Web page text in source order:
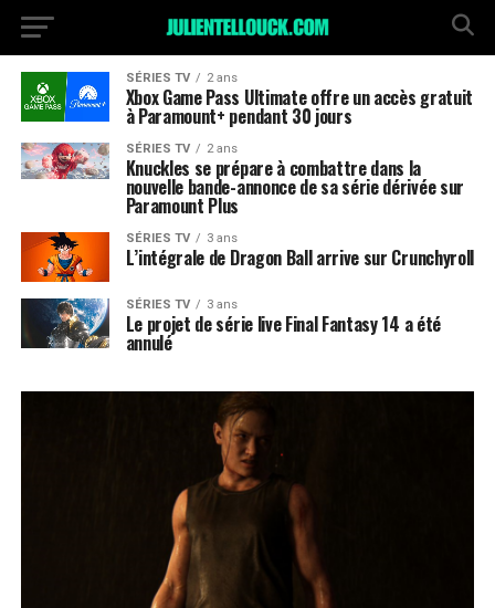
SÉRIES TV 2 ans
Xbox Game Pass Ultimate offre un accès gratuit
à Paramount+ pendant 30 jours
SÉRIES TV 2 ans
Knuckles se prépare à combattre dans la
nouvelle bande-annonce de sa série dérivée sur
Paramount Plus
SÉRIES TV 3 ans
L’intégrale de Dragon Ball arrive sur Crunchyroll
SÉRIES TV 3 ans
Le projet de série live Final Fantasy 14 a été
annulé